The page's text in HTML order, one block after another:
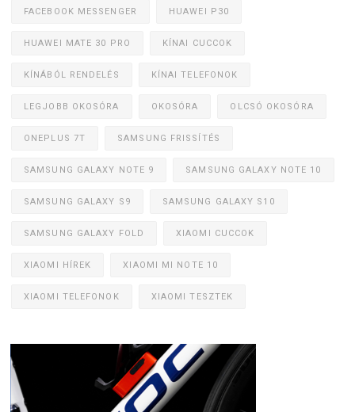
FACEBOOK MESSENGER HUAWEI P30
HUAWEI MATE 30 PRO KÍNAI CUCCOK
KÍNÁBÓL RENDELÉS KÍNAI TELEFONOK
LEGJOBB OKOSÓRA OKOSÓRA OLCSÓ OKOSÓRA
ONEPLUS 7T SAMSUNG FRISSÍTÉS
SAMSUNG GALAXY NOTE 9 SAMSUNG GALAXY NOTE 10
SAMSUNG GALAXY S9 SAMSUNG GALAXY S10
SAMSUNG GALAXY FOLD XIAOMI CUCCOK
XIAOMI HÍREK XIAOMI MI NOTE 10
XIAOMI TELEFONOK XIAOMI TESZTEK